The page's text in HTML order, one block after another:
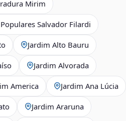
Mirim
Salvador Filardi
Jardim Alto Bauru
Jardim Alvorada
America Jardim Ana Lúcia
Jardim Araruna